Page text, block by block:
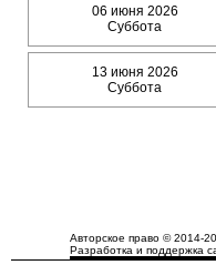
06 июня 2026
Суббота
13 июня 2026
Суббота
Авторское право © 2014-
Разработка и поддержка